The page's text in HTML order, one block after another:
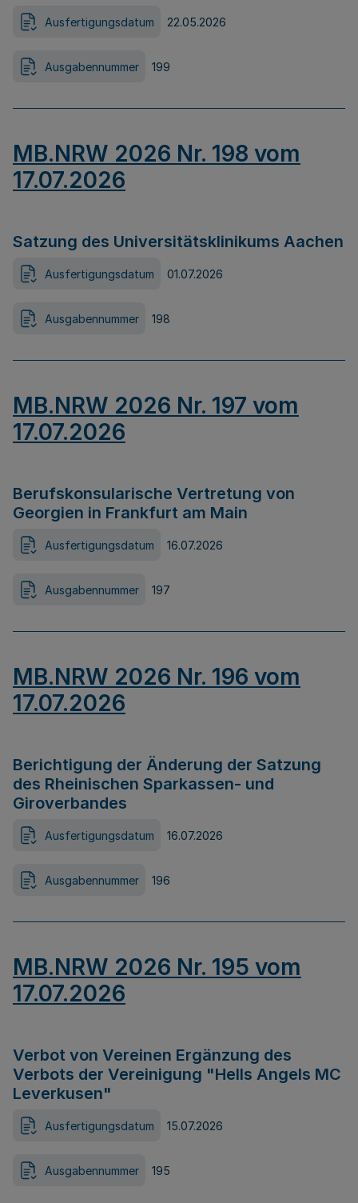
Ausfertigungsdatum 22.05.2026
Ausgabennummer 199
MB.NRW 2026 Nr. 198 vom
17.07.2026
Satzung des Universitätsklinikums Aachen
Ausfertigungsdatum 01.07.2026
Ausgabennummer 198
MB.NRW 2026 Nr. 197 vom
17.07.2026
Berufskonsularische Vertretung von
Georgien in Frankfurt am Main
Ausfertigungsdatum 16.07.2026
Ausgabennummer 197
MB.NRW 2026 Nr. 196 vom
17.07.2026
Berichtigung der Änderung der Satzung
des Rheinischen Sparkassen- und
Giroverbandes
Ausfertigungsdatum 16.07.2026
Ausgabennummer 196
MB.NRW 2026 Nr. 195 vom
17.07.2026
Verbot von Vereinen Ergänzung des
Verbots der Vereinigung "Hells Angels MC
Leverkusen"
Ausfertigungsdatum 15.07.2026
Ausgabennummer 195